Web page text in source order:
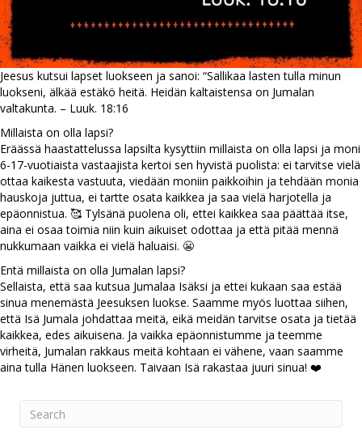
Jeesus kutsui lapset luokseen ja sanoi: “Sallikaa lasten tulla minun
luokseni, älkää estäkö heitä. Heidän kaltaistensa on Jumalan
valtakunta. – Luuk. 18:16
Millaista on olla lapsi?
Eräässä haastattelussa lapsilta kysyttiin millaista on olla lapsi ja moni
6-17-vuotiaista vastaajista kertoi sen hyvistä puolista: ei tarvitse vielä
ottaa kaikesta vastuuta, viedään moniin paikkoihin ja tehdään monia
hauskoja juttua, ei tartte osata kaikkea ja saa vielä harjotella ja
epäonnistua. 🥰 Tylsänä puolena oli, ettei kaikkea saa päättää itse,
aina ei osaa toimia niin kuin aikuiset odottaa ja että pitää mennä
nukkumaan vaikka ei vielä haluaisi. 😬
Entä millaista on olla Jumalan lapsi?
Sellaista, että saa kutsua Jumalaa Isäksi ja ettei kukaan saa estää
sinua menemästä Jeesuksen luokse. Saamme myös luottaa siihen,
että Isä Jumala johdattaa meitä, eikä meidän tarvitse osata ja tietää
kaikkea, edes aikuisena. Ja vaikka epäonnistumme ja teemme
virheitä, Jumalan rakkaus meitä kohtaan ei vähene, vaan saamme
aina tulla Hänen luokseen. Taivaan Isä rakastaa juuri sinua! ❤️